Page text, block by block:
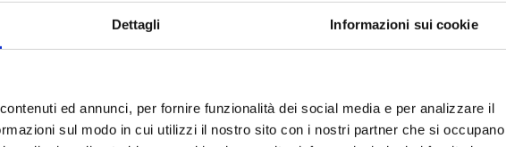
Dettagli Informazioni sui cookie
ed annunci, per fornire funzionalità dei social media e per analizzare il
sul modo in cui utilizzi il nostro sito con i nostri partner che si occupano
#chef?